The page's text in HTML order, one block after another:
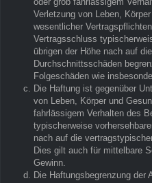
Verletzung von Leben,
wesentlicher
Vertragsschluss
übrigen der Höhe nach auf
Durchschnittsschäden
Folgeschäden wie
Die Haftung ist gegenüber
von Leben, Körper und
fahrlässigem Verhalten des
typischerweise
nach auf die
Dies gilt auch für mittelbare
Gewinn.
Die Haftungsbegrenzung